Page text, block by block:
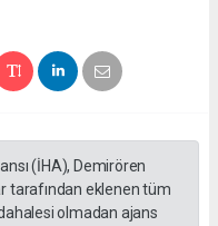
(İHA), Demirören
tarafından eklenen tüm
olmadan ajans